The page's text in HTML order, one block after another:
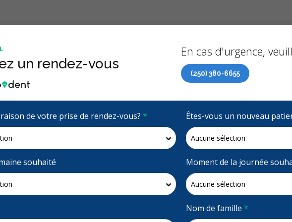
Le Régime canadien de soins dentaires (RCSD) maintenant accessible à tous
Accepte la couverture RCSD
4.7 étoiles
(286)
Demandez un rendez-vous
un rendez-vous
En cas d'urgence,
(250) 380-6655
de votre prise de rendez-vous? * Êtes-vous un nouveau
souhaité Moment de la journée
Nom de famille *